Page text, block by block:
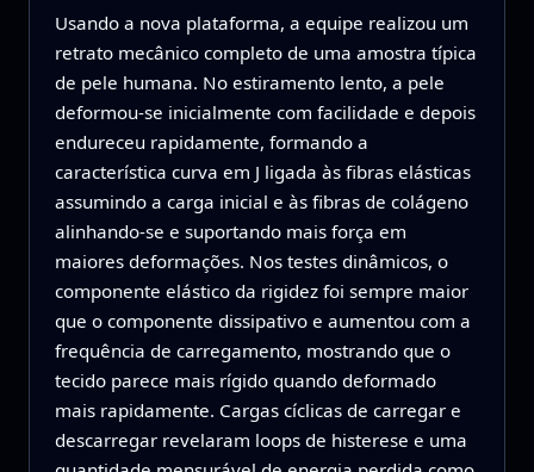
Usando a nova plataforma, a equipe realizou um
retrato mecânico completo de uma amostra típica
de pele humana. No estiramento lento, a pele
deformou‑se inicialmente com facilidade e depois
endureceu rapidamente, formando a
característica curva em J ligada às fibras elásticas
assumindo a carga inicial e às fibras de colágeno
alinhando‑se e suportando mais força em
maiores deformações. Nos testes dinâmicos, o
componente elástico da rigidez foi sempre maior
que o componente dissipativo e aumentou com a
frequência de carregamento, mostrando que o
tecido parece mais rígido quando deformado
mais rapidamente. Cargas cíclicas de carregar e
descarregar revelaram loops de histerese e uma